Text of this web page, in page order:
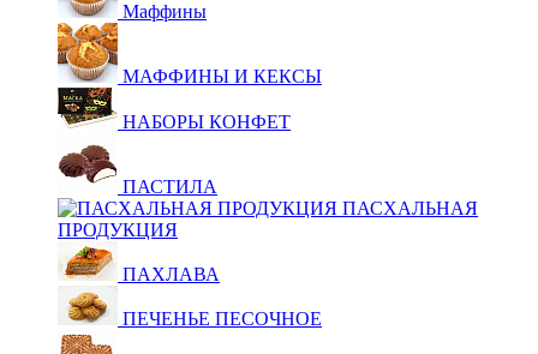
Маффины
МАФФИНЫ И КЕКСЫ
НАБОРЫ КОНФЕТ
ПАСТИЛА
ПАСХАЛЬНАЯ
ПРОДУКЦИЯ
ПАХЛАВА
ПЕЧЕНЬЕ ПЕСОЧНОЕ